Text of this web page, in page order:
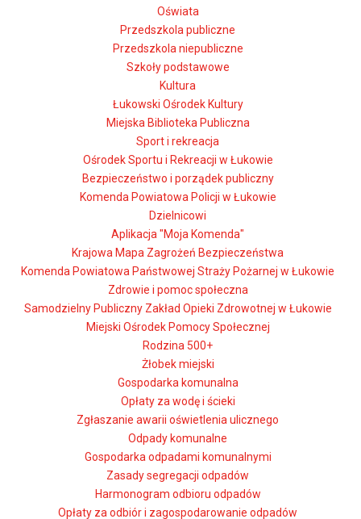
Oświata
Przedszkola publiczne
Przedszkola niepubliczne
Szkoły podstawowe
Kultura
Łukowski Ośrodek Kultury
Miejska Biblioteka Publiczna
Sport i rekreacja
Ośrodek Sportu i Rekreacji w Łukowie
Bezpieczeństwo i porządek publiczny
Komenda Powiatowa Policji w Łukowie
Dzielnicowi
Aplikacja "Moja Komenda"
Krajowa Mapa Zagrożeń Bezpieczeństwa
Komenda Powiatowa Państwowej Straży Pożarnej w Łukowie
Zdrowie i pomoc społeczna
Samodzielny Publiczny Zakład Opieki Zdrowotnej w Łukowie
Miejski Ośrodek Pomocy Społecznej
Rodzina 500+
Żłobek miejski
Gospodarka komunalna
Opłaty za wodę i ścieki
Zgłaszanie awarii oświetlenia ulicznego
Odpady komunalne
Gospodarka odpadami komunalnymi
Zasady segregacji odpadów
Harmonogram odbioru odpadów
Opłaty za odbiór i zagospodarowanie odpadów